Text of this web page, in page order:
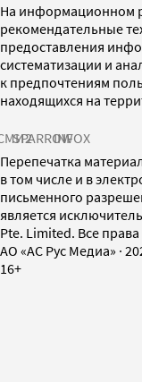
На информационном
рекомендательные
предоставления
систематизации и
к предпочтениям
находящихся на
SPARROWINFOX
Перепечатка
в том числе и в
письменного
является
Pte. Limited. Все
AO «АС Рус Медиа» ·
16+